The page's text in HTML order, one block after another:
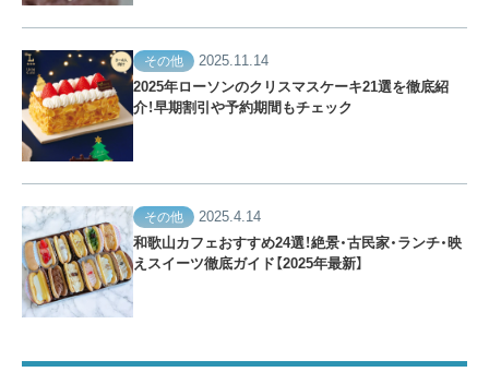
その他
2025.11.14
2025年ローソンのクリスマスケーキ21選を徹底紹
介！早期割引や予約期間もチェック
その他
2025.4.14
和歌山カフェおすすめ24選！絶景・古民家・ランチ・映
えスイーツ徹底ガイド【2025年最新】